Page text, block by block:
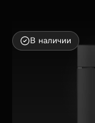
В наличии